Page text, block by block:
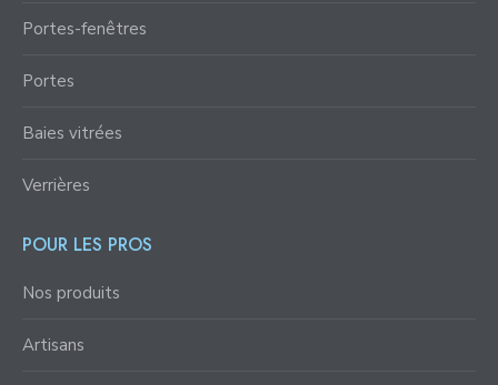
Portes-fenêtres
Portes
Baies vitrées
Verrières
POUR LES PROS
Nos produits
Artisans